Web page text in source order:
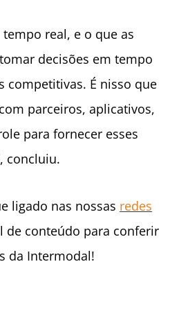
real, e o que as
decisões em tempo
competitivas. É nisso que
parceiros, aplicativos,
para fornecer esses
concluiu.
ligado nas nossas redes
de conteúdo para conferir
da Intermodal!